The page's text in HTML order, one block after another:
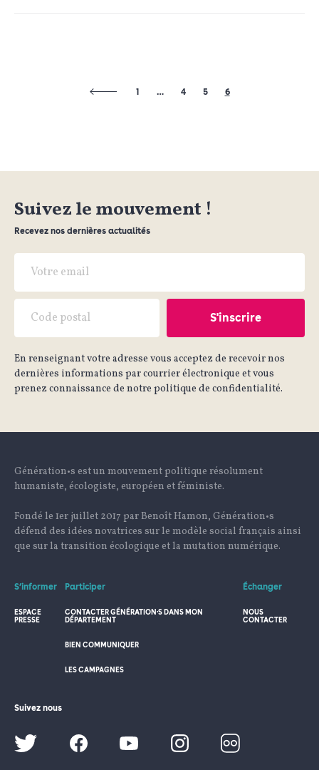
1 … 4 5 6
Suivez le mouvement !
Recevez nos dernières actualités
En renseignant votre adresse vous acceptez de recevoir nos
dernières informations par courrier électronique et vous
prenez connaissance de notre politique de confidentialité.
Génération•s est un mouvement politique résolument
humaniste, écologiste, européen et féministe.
Fondé le 1er juillet 2017 par Benoît Hamon, Génération•s
défend des idées novatrices sur le modèle social français ainsi
que sur la transition écologique et la mutation numérique.
S’informer
ESPACE
PRESSE
Participer
CONTACTER GÉNÉRATION·S DANS MON
DÉPARTEMENT
BIEN COMMUNIQUER
LES CAMPAGNES
Échanger
NOUS
CONTACTER
Suivez nous